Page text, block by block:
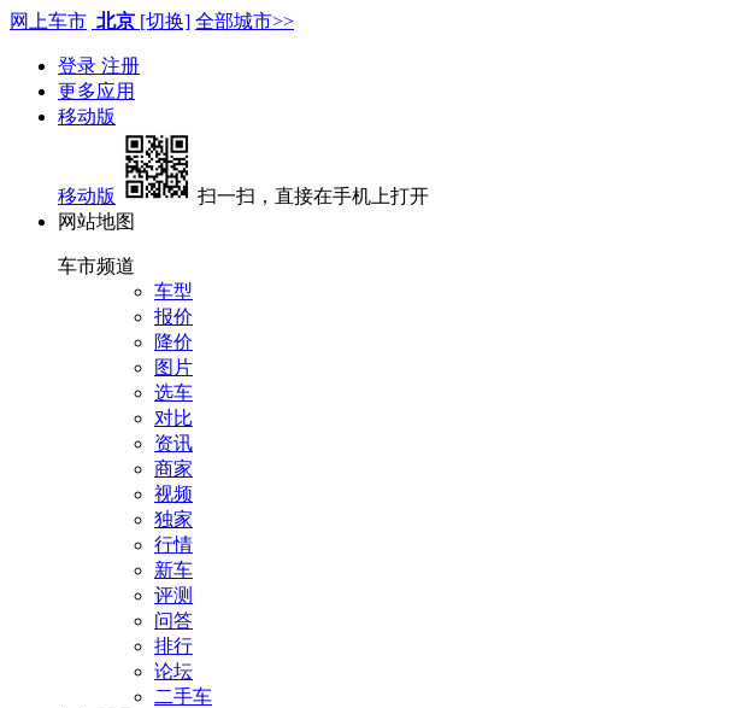
网上车市 北京 [切换] 全部城市>>
登录 注册
更多应用
移动版
移动版
扫一扫，直接在手机上打开
网站地图
车市频道
车型
报价
降价
图片
选车
对比
资讯
商家
视频
独家
行情
新车
评测
问答
排行
论坛
二手车